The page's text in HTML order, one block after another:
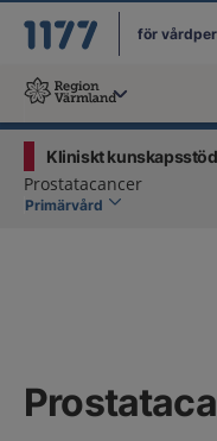
för
Du har valt region
Kliniskt kunskapsstöd
Prostatacancer
Primärvård